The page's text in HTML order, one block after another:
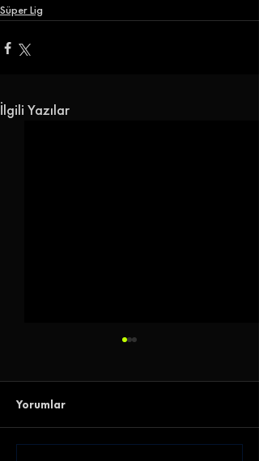
Süper Lig
İlgili Yazılar
Yorumlar